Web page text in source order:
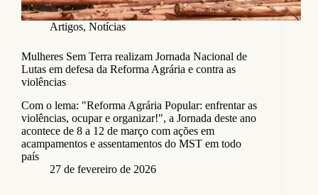
Artigos, Notícias
Mulheres Sem Terra realizam Jornada Nacional de
Lutas em defesa da Reforma Agrária e contra as
violências
Com o lema: "Reforma Agrária Popular: enfrentar as
violências, ocupar e organizar!", a Jornada deste ano
acontece de 8 a 12 de março com ações em
acampamentos e assentamentos do MST em todo
país
27 de fevereiro de 2026